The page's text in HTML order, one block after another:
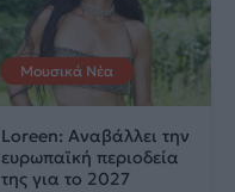
Μουσικά Νέα
Loreen: Αναβάλλει την
ευρωπαϊκή περιοδεία
της για το 2027